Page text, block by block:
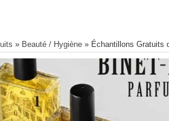
» Beauté / Hygiène » Échantillons Gratuits